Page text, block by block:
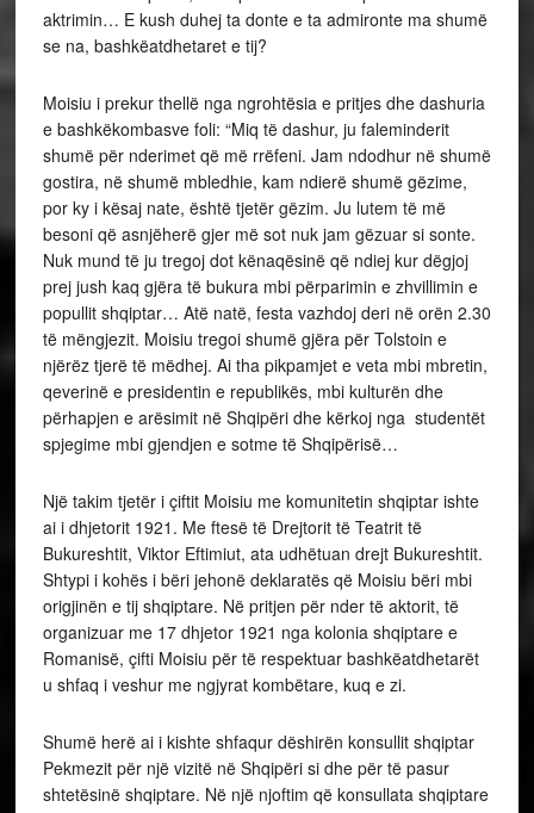
të mëngjezit. Moisiu tregoi shumë gjëra për Tolstoin e
njërëz tjerë të mëdhej. Ai tha pikpamjet e veta mbi mbretin,
qeverinë e presidentin e republikës, mbi kulturën dhe
spjegime mbi gjendjen e sotme të Shqipërisë…
Një takim tjetër i çiftit Moisiu me komunitetin shqiptar ishte
ai i dhjetorit 1921. Me ftesë të Drejtorit të Teatrit të
Bukureshtit, Viktor Eftimiut, ata udhëtuan drejt Bukureshtit.
Shtypi i kohës i bëri jehonë deklaratës që Moisiu bëri mbi
origjinën e tij shqiptare. Në pritjen për nder të aktorit, të
organizuar me 17 dhjetor 1921 nga kolonia shqiptare e
Romanisë, çifti Moisiu për të respektuar bashkëatdhetarët
u shfaq i veshur me ngjyrat kombëtare, kuq e zi.
Shumë herë ai i kishte shfaqur dëshirën konsullit shqiptar
Pekmezit për një vizitë në Shqipëri si dhe për të pasur
shtetësinë shqiptare. Në një njoftim që konsullata shqiptare
nëntor 1933 u paraqit në konsullaten shqiptare në Vjenë,
artisti i famshëm Aleksander Moisiu, i cili bëri kërkesën për
marrjen e shtetësisë shqiptare për vehte dhe
bashkëshorten Johanna Terwin Moisiu. Ky refuzoj gjithë
shtetësitë e tjera dhe dëshëron të pranohet vetëm si
shtetas shqiptar, siç ka qënë dhe familja e tij e dalun me
kohë prej Kavaje…
shtetësisë çiftit Moisiu, duke i kërkuar më pas që të ishte
“MJESHTER I CEREMONISË”i mbretërisë, gjë të cilën
Moisiu e kundërshtoi me zëmërim. Por dhe para kësaj